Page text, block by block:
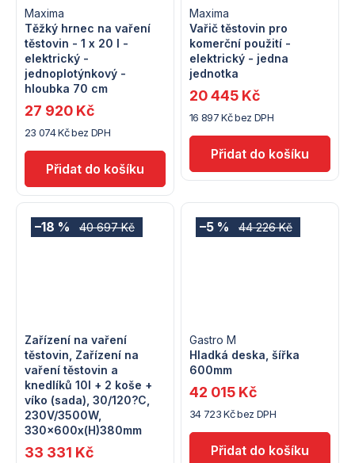
Těžký hrnec na vaření
těstovin - 1 x 20 l -
elektrický -
jednoplotýnkový -
hloubka 70 cm
Maxima
23 074 Kč bez DPH
27 920 Kč
Vařič těstovin pro
komerční použití -
elektrický - jedna
jednotka
Maxima
16 897 Kč bez DPH
20 445 Kč
40 697 Kč
–18 %
Zařízení na vaření
těstovin, Zařízení na
vaření těstovin a
knedlíků 10l + 2 koše +
víko (sada), 30/120?C,
230V/3500W,
330x600x(H)380mm
33 331 Kč
44 226 Kč
–5 %
Hladká deska, šířka
600mm
Gastro M
34 723 Kč bez DPH
42 015 Kč